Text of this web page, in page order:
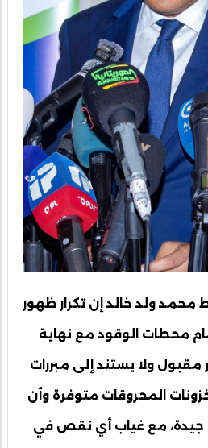
محمد ولد خالد إن تكرار ظهور
أمام محطات الوقود مع نهاية
ولا يستند إلى مبررات
المحروقات متوفرة وأن
جيدة، مع غياب أي نقص في